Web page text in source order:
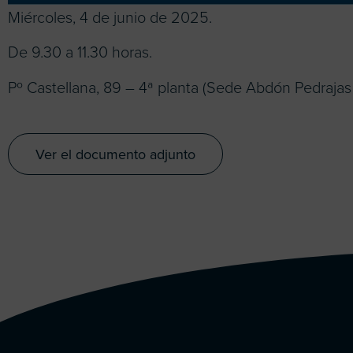
Miércoles, 4 de junio de 2025.
De 9.30 a 11.30 horas.
Pº Castellana, 89 – 4ª planta (Sede Abdón
Ver el documento adjunto